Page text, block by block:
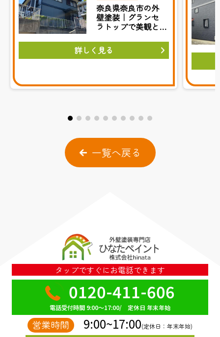
奈良県奈良市の外
壁塗装｜グランセ
ラトップで美観と
詳しく見る
一覧へ戻る
タップですぐにお電話できます
0120-411-606
電話受付時間 9:00～17:00/ 定休日 年末年始
営業時間 9:00~17:00(定休日：年末年始)